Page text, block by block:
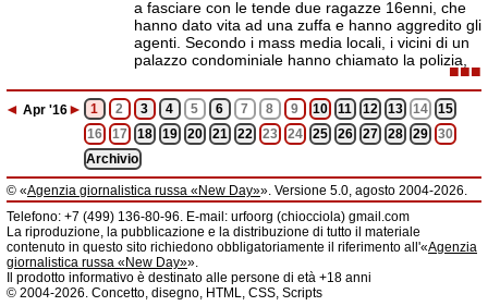
a fasciare con le tende due ragazze 16enni, che
hanno dato vita ad una zuffa e hanno aggredito gli
agenti. Secondo i mass media locali, i vicini di un
palazzo condominiale hanno chiamato la polizia,
■■■
◄ Apr '16► 1 2 3 4 5 6 7 8 9 10 11 12 13 14
15
16
17 18 19 20 21 22 23 24 25 26 27 28 29
30
Archivio
© «Agenzia giornalistica russa «New Day»». Versione 5.0, agosto 2004-2026.
Informazioni
Agenzia giornalistica russa «New Day» registrata dal Servizio federale di
telecomunicazioni, tecnologie informatiche e mass media della Federazione
Russa. Certificato di registrazione dei mass media: EL № FS 77 - 61044 del 5
marzo 2015.
Fondatore: «New Day» S.r.l., indirizzo di redazione: 620014, città di
Ekaterinburgo, via Radišev, pal.6, scala «А», uff. 1104.
Telefono: +7 (499) 136-80-96. E-mail: urfoorg (chiocciola) gmail.com
La riproduzione, la pubblicazione e la distribuzione di tutto il materiale
contenuto in questo sito richiedono obbligatoriamente il riferimento all'«Agenzia
giornalistica russa «New Day»».
Il prodotto informativo è destinato alle persone di età +18 anni
© 2004-2026. Concetto, disegno, HTML, CSS, Scripts